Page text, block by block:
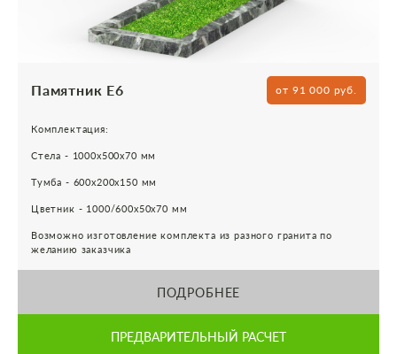
Памятник Е6 от 91 000 руб.
Комплектация:
Стела - 1000х500х70 мм
Тумба - 600х200х150 мм
Цветник - 1000/600х50х70 мм
Возможно изготовление комплекта из разного гранита по
желанию заказчика
ПОДРОБНЕЕ
ПРЕДВАРИТЕЛЬНЫЙ РАСЧЕТ